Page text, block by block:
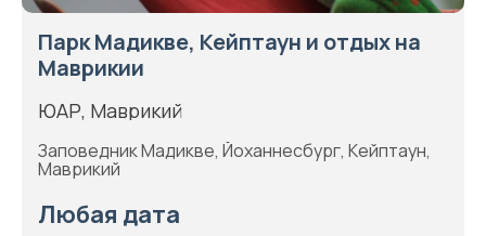
Парк Мадикве, Кейптаун и отдых на
Маврикии
ЮАР, Маврикий
Заповедник Мадикве, Йоханнесбург, Кейптаун,
Маврикий
Любая дата